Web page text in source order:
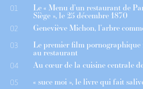
01 Le « Menu d’un restaurant de
Siège », le 25 décembre 1870
02 Geneviève Michon, l’arbre
03 Le premier film pornographique
au restaurant
04 Au cœur de la cuisine centrale
05 « suce moi », le livre qui fait